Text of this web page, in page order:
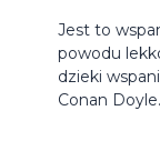
Jest to
powodu
dzieki
Conan Doyle.